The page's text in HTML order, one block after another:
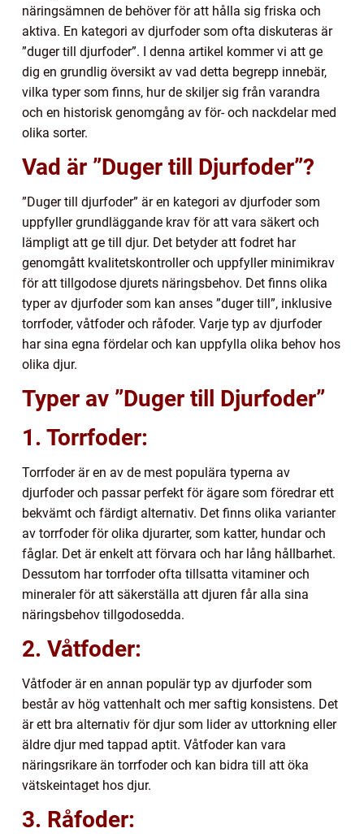
näringsämnen de behöver för att hålla sig friska och
aktiva. En kategori av djurfoder som ofta diskuteras är
”duger till djurfoder”. I denna artikel kommer vi att ge
dig en grundlig översikt av vad detta begrepp innebär,
vilka typer som finns, hur de skiljer sig från varandra
och en historisk genomgång av för- och nackdelar med
olika sorter.
Vad är ”Duger till Djurfoder”?
”Duger till djurfoder” är en kategori av djurfoder som
uppfyller grundläggande krav för att vara säkert och
lämpligt att ge till djur. Det betyder att fodret har
genomgått kvalitetskontroller och uppfyller minimikrav
för att tillgodose djurets näringsbehov. Det finns olika
typer av djurfoder som kan anses ”duger till”, inklusive
torrfoder, våtfoder och råfoder. Varje typ av djurfoder
har sina egna fördelar och kan uppfylla olika behov hos
olika djur.
Typer av ”Duger till Djurfoder”
1. Torrfoder:
Torrfoder är en av de mest populära typerna av
djurfoder och passar perfekt för ägare som föredrar ett
bekvämt och färdigt alternativ. Det finns olika varianter
av torrfoder för olika djurarter, som katter, hundar och
fåglar. Det är enkelt att förvara och har lång hållbarhet.
Dessutom har torrfoder ofta tillsatta vitaminer och
mineraler för att säkerställa att djuren får alla sina
näringsbehov tillgodosedda.
2. Våtfoder:
Våtfoder är en annan populär typ av djurfoder som
består av hög vattenhalt och mer saftig konsistens. Det
är ett bra alternativ för djur som lider av uttorkning eller
äldre djur med tappad aptit. Våtfoder kan vara
näringsrikare än torrfoder och kan bidra till att öka
vätskeintaget hos djur.
3. Råfoder: